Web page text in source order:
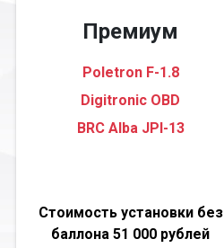
Премиум
Poletron F-1.8
Digitronic OBD
BRC Alba JPI-13
Стоимость установки без
баллона 51 000 рублей